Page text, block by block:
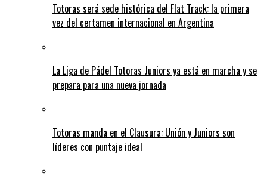
Totoras será sede histórica del Flat Track: la primera
vez del certamen internacional en Argentina
La Liga de Pádel Totoras Juniors ya está en marcha y se
prepara para una nueva jornada
Totoras manda en el Clausura: Unión y Juniors son
líderes con puntaje ideal